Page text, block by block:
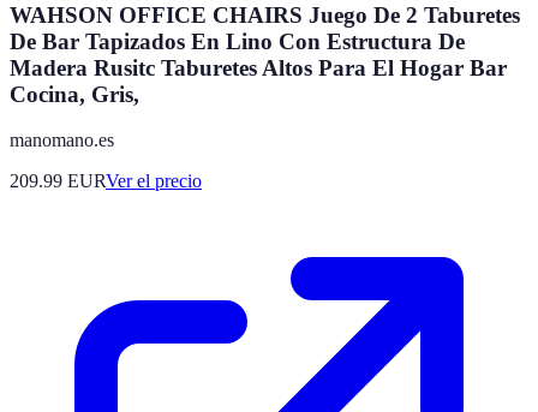
WAHSON OFFICE CHAIRS Juego De 2 Taburetes
De Bar Tapizados En Lino Con Estructura De
Madera Rusitc Taburetes Altos Para El Hogar Bar
Cocina, Gris,
manomano.es
209.99 EURVer el precio